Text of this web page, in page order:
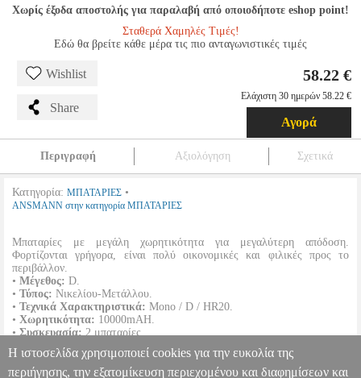
Χωρίς έξοδα αποστολής για παραλαβή από οποιοδήποτε eshop point!
Σταθερά Χαμηλές Τιμές!
Εδώ θα βρείτε κάθε μέρα τις πιο ανταγωνιστικές τιμές
Wishlist
Share
58.22 €
Ελάχιστη 30 ημερών 58.22 €
Αγορά
Περιγραφή Αξιολόγηση Σχετικά
Κατηγορία: ΜΠΑΤΑΡΙΕΣ •
ANSMANN στην κατηγορία ΜΠΑΤΑΡΙΕΣ
Μπαταρίες με μεγάλη χωρητικότητα για μεγαλύτερη απόδοση.
Φορτίζονται γρήγορα, είναι πολύ οικονομικές και φιλικές προς το
περιβάλλον.
• Μέγεθος: D.
• Τύπος: Νικελίου-Μετάλλου.
• Τεχνικά Χαρακτηριστικά: Mono / D / HR20.
• Χωρητικότητα: 10000mAH.
•Συσκευασία:2 μπαταρίες.
•
Ιδανικό για:
Μοντελισμό, όργανα μέτρησης, τηλεκατευθυνόμενα
παιχνίδια κλπ.
Η ιστοσελίδα χρησιμοποιεί cookies για την ευκολία της
περιήγησης, την εξατομίκευση περιεχομένου και διαφημίσεων και